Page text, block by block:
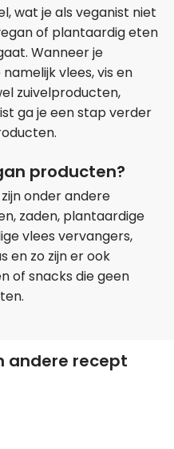
wat je als veganist niet
of plantaardig eten
Wanneer je
vlees, vis en
zuivelproducten,
ga je een stap verder
producten?
onder andere
zaden, plantaardige
vlees vervangers,
en zo zijn er ook
of snacks die geen
andere recept